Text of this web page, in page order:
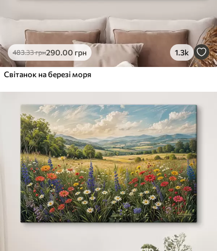
483.33грн290.00 грн 1.3k
Світанок на березі моря